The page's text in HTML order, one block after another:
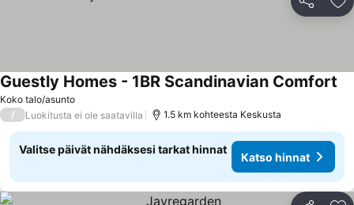
Jaa
Koko talo/asunto
Guestly Homes - 1BR Scandinavian Comfort
/ Luokitusta ei ole saatavilla 1.5 km kohteesta Keskusta
Valitse päivät nähdäksesi tarkat hinnat
Katso hinnat